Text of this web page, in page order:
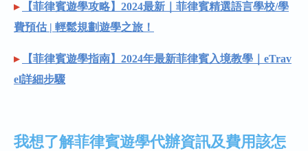
▸
【菲律賓遊學攻略】2024最新｜菲律賓精選語言學校/學
費預估 | 輕鬆規劃遊學之旅！
▸
【菲律賓遊學指南】2024年最新菲律賓入境教學｜eTrav
el詳細步驟
我想了解菲律賓遊學代辦資訊及費用該怎